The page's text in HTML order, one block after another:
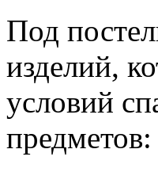
Под
изделий,
условий
предметов: